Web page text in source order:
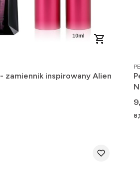
zamiennik inspirowany Alien